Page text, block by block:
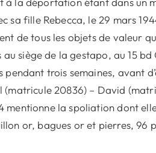
sa fille Rebecca, le 29 mars
de tous les objets de valeur
siège de la gestapo, au 15
trois semaines, avant
20836) – David
mentionne la spoliation dont
or, bagues or et pierres, 96